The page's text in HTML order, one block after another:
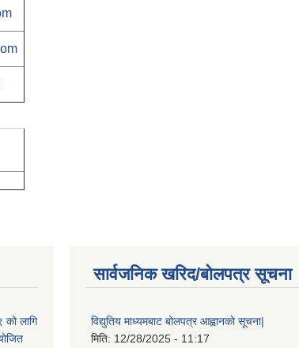
लागि
सार्वजनिक खरिद/बोलपत्र सूचना
विद्युतिय माध्यमबाट बोलपत्र आह्वानको सूचना|
मिति: 12/28/2025 - 11:17